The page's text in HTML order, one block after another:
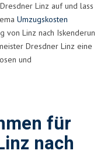
Linz auf und lass
Umzugskosten
von Linz nach Iskenderun
Dresdner Linz eine
und
für
nach